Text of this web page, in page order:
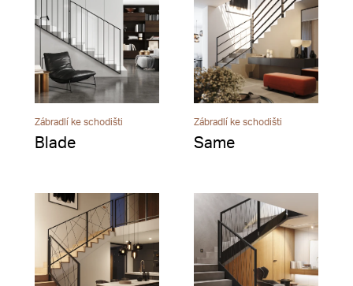
Zábradlí ke schodišti
Blade
Zábradlí ke schodišti
Same